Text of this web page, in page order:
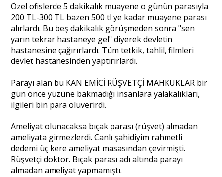
Özel ofislerde 5 dakikalık muayene o günün parasıyla
200 TL-300 TL bazen 500 tl ye kadar muayene parası
alırlardı. Bu beş dakikalık görüşmeden sonra "sen
yarın tekrar hastaneye gel" diyerek devletin
hastanesine çağırırlardı. Tüm tetkik, tahlil, filmleri
devlet hastanesinden yaptırırlardı.
Parayı alan bu KAN EMİCİ RÜŞVETÇİ MAHKUKLAR bir
gün önce yüzüne bakmadığı insanlara yalakalıkları,
ilgileri bin para oluverirdi.
Ameliyat olunacaksa bıçak parası (rüşvet) almadan
ameliyata girmezlerdi. Canlı şahidiyim rahmetli
dedemi üç kere ameliyat masasından çevirmişti.
Rüşvetçi doktor. Bıçak parası adı altında parayı
almadan ameliyat yapmamıştı.